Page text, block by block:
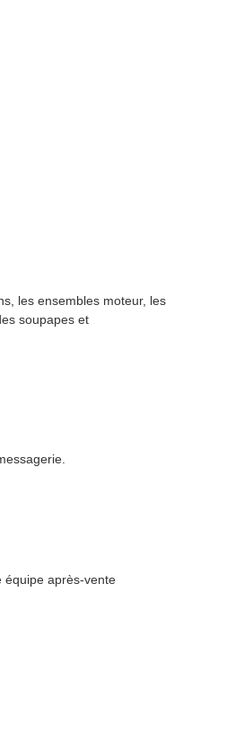
les ensembles moteur, les
soupapes et
équipe après-vente